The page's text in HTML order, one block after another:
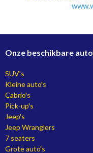
www.
Onze beschikbare
SUV's
Kleine auto's
Cabrio's
Pick-up's
Jeep's
Jeep Wranglers
7 seaters
Grote auto's